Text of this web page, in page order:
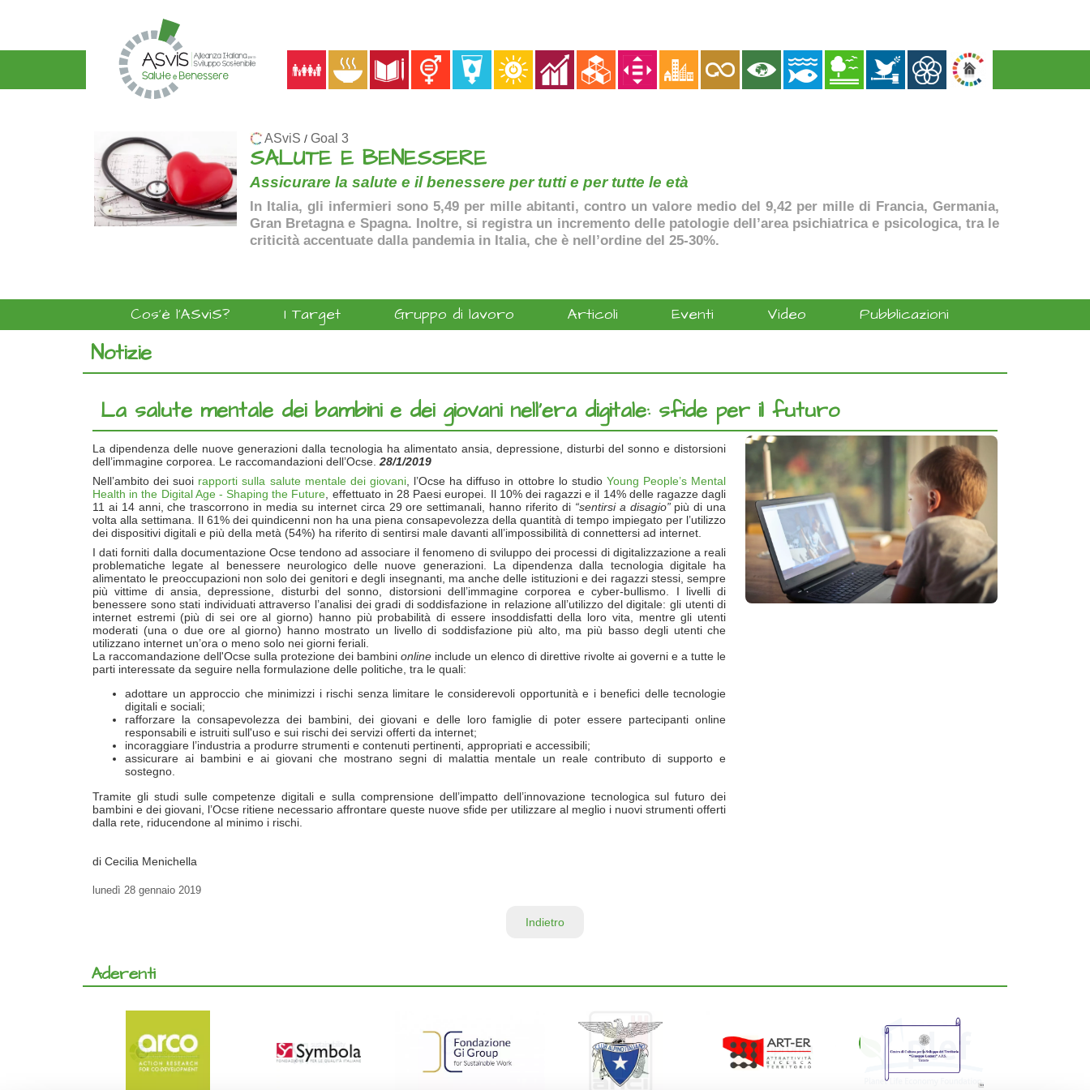
ASviS / Goal 3
SALUTE E BENESSERE
Assicurare la salute e il benessere per tutti e per tutte le età
In Italia, gli infermieri sono 5,49 per mille abitanti, contro un valore medio del 9,42 per mille di Francia, Germania,
Gran Bretagna e Spagna. Inoltre, si registra un incremento delle patologie dell’area psichiatrica e psicologica, tra le
criticità accentuate dalla pandemia in Italia, che è nell’ordine del 25-30%.
Cos'è l'ASviS? I Target Gruppo di lavoro Articoli Eventi Video Pubblicazioni
Notizie
La salute mentale dei bambini e dei giovani nell'era digitale: sfide per il futuro
La dipendenza delle nuove generazioni dalla tecnologia ha alimentato ansia, depressione, disturbi del sonno e distorsioni
dell’immagine corporea. Le raccomandazioni dell’Ocse. 28/1/2019
Nell’ambito dei suoi rapporti sulla salute mentale dei giovani , l’Ocse ha diffuso in ottobre lo studio Young People’s Mental
Health in the Digital Age - Shaping the Future , effettuato in 28 Paesi europei. Il 10% dei ragazzi e il 14% delle ragazze dagli
11 ai 14 anni, che trascorrono in media su internet circa 29 ore settimanali, hanno riferito di “sentirsi a disagio”più di una
volta alla settimana. Il 61% dei quindicenni non ha una piena consapevolezza della quantità di tempo impiegato per l’utilizzo
dei dispositivi digitali e più della metà (54%) ha riferito di sentirsi male davanti all’impossibilità di connettersi ad internet.
I dati forniti dalla documentazione Ocse tendono ad associare il fenomeno di sviluppo dei processi di digitalizzazione a reali
problematiche legate al benessere neurologico delle nuove generazioni. La dipendenza dalla tecnologia digitale ha
alimentato le preoccupazioni non solo dei genitori e degli insegnanti, ma anche delle istituzioni e dei ragazzi stessi, sempre
più vittime di ansia, depressione, disturbi del sonno, distorsioni dell’immagine corporea e cyber-bullismo. I livelli di
benessere sono stati individuati attraverso l’analisi dei gradi di soddisfazione in relazione all’utilizzo del digitale: gli utenti di
internet estremi (più di sei ore al giorno) hanno più probabilità di essere insoddisfatti della loro vita, mentre gli utenti
moderati (una o due ore al giorno) hanno mostrato un livello di soddisfazione più alto, ma più basso degli utenti che
utilizzano internet un’ora o meno solo nei giorni feriali.
La raccomandazione dell'Ocse sulla protezione dei bambinionline include un elenco di direttive rivolte ai governi e a tutte le
parti interessate da seguire nella formulazione delle politiche, tra le quali:
adottare un approccio che minimizzi i rischi senza limitare le considerevoli opportunità e i benefici delle tecnologie
digitali e sociali;
rafforzare la consapevolezza dei bambini, dei giovani e delle loro famiglie di poter essere partecipanti online
responsabili e istruiti sull'uso e sui rischi dei servizi offerti da internet;
incoraggiare l’industria a produrre strumenti e contenuti pertinenti, appropriati e accessibili;
assicurare ai bambini e ai giovani che mostrano segni di malattia mentale un reale contributo di supporto e
sostegno.
Tramite gli studi sulle competenze digitali e sulla comprensione dell’impatto dell’innovazione tecnologica sul futuro dei
bambini e dei giovani, l’Ocse ritiene necessario affrontare queste nuove sfide per utilizzare al meglio i nuovi strumenti offerti
dalla rete, riducendone al minimo i rischi.
di Cecilia Menichella
lunedì 28 gennaio 2019
Indietro
Aderenti